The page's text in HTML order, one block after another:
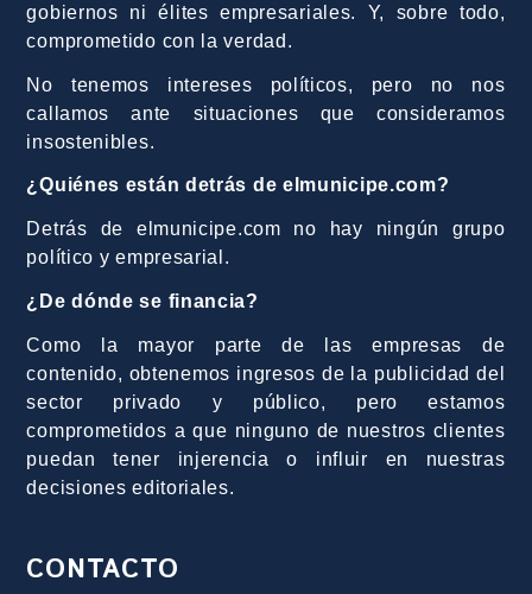
gobiernos ni élites empresariales. Y, sobre todo,
comprometido con la verdad.
No tenemos intereses políticos, pero no nos
callamos ante situaciones que consideramos
insostenibles.
¿Quiénes están detrás de elmunicipe.com?
Detrás de elmunicipe.com no hay ningún grupo
político y empresarial.
¿De dónde se financia?
Como la mayor parte de las empresas de
contenido, obtenemos ingresos de la publicidad del
sector privado y público, pero estamos
comprometidos a que ninguno de nuestros clientes
puedan tener injerencia o influir en nuestras
decisiones editoriales.
CONTACTO